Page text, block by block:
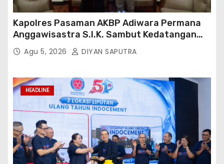
Kapolres Pasaman AKBP Adiwara Permana
Anggawisastra S.I.K. Sambut Kedatangan
Kepala Cakrawala Tv Sumatera Barat
Agu 5, 2026 DIYAN SAPUTRA
HEADLINE